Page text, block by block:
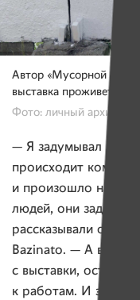
Автор «Мусорной
выставка проживет
Фото: личный архив
— Я задумывал эту
происходит
и произошло на
людей, они
рассказывали о них
Bazinato. — А
с выставки, оставив
к работам. И это